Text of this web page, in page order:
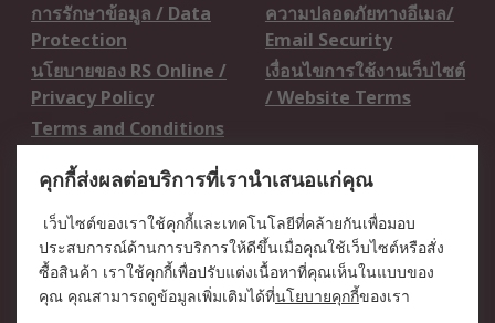
การรักษาข้อมูล / Data
Protection
ความปลอดภัยทางอีเมล/
Email Security
นโยบายของ RS Online /
Privacy Policy
เงื่อนไขการใช้งานเว็บไซต์
/ Website Terms
Terms and Conditions
เกี่ยวกับ RS / About RS
RS ทั่วโลก / RS
Worldwide
ข่าวประชาสัมพันธ์ / Press
Centre
บริษัทในเครือ RS /
วิธีการชำระเงิน /
คุกกี้ส่งผลต่อบริการที่เรานำเสนอแก่คุณ
เว็บไซต์ของเราใช้คุกกี้และเทคโนโลยีที่คล้ายกันเพื่อมอบ
ประสบการณ์ด้านการบริการให้ดีขึ้นเมื่อคุณใช้เว็บไซต์หรือสั่ง
ซื้อสินค้า เราใช้คุกกี้เพื่อปรับแต่งเนื้อหาที่คุณเห็นในแบบของ
คุณ คุณสามารถดูข้อมูลเพิ่มเติมได้ที่นโยบายคุกกี้ของเรา